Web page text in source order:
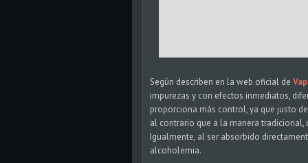
Según describen en la web oficial de
impurezas y con efectos inmediatos,
proporciona más control, ya que justo
al contrario que a la manera
Igualmente, al ser absorbido
alcoholemia.